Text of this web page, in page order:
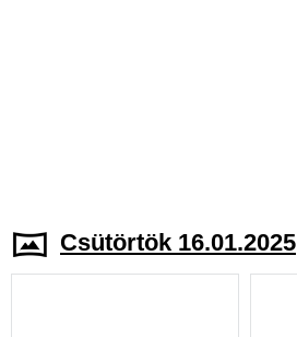
Csütörtök 16.01.2025